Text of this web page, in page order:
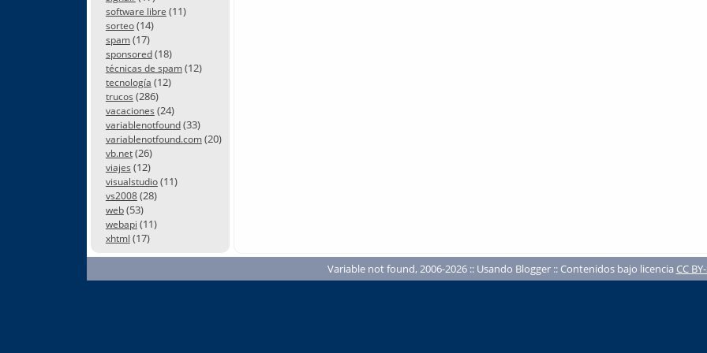
software libre (11)
sorteo(14)
spam(17)
sponsored(18)
técnicas de spam(12)
tecnología (12)
trucos (286)
vacaciones (24)
variablenotfound(33)
variablenotfound.com(20)
vb.net(26)
viajes (12)
visualstudio(11)
vs2008(28)
web(53)
webapi (11)
xhtml (17)
Variable not found, 2006-2026 :: Usando Blogger :: Contenidos bajo licencia CC